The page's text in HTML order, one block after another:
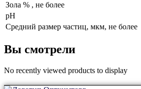
Зола % , не более
pH
Средний размер частиц, мкм, не более
Вы смотрели
No recently viewed products to display